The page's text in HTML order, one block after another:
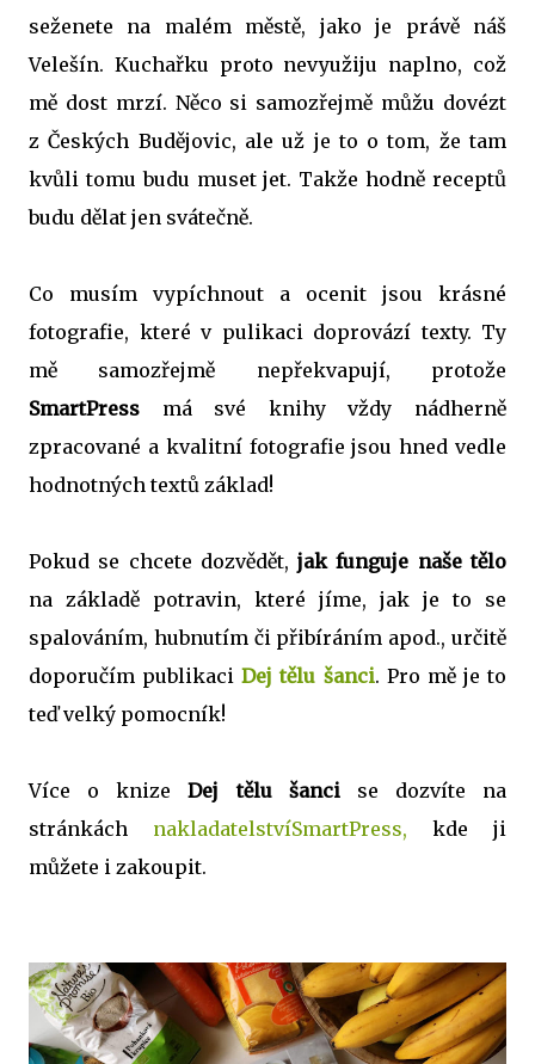
seženete na malém městě, jako je právě náš
Velešín. Kuchařku proto nevyužiju naplno, což
mě dost mrzí. Něco si samozřejmě můžu dovézt
z Českých Budějovic, ale už je to o tom, že tam
kvůli tomu budu muset jet. Takže hodně receptů
budu dělat jen svátečně.
Co musím vypíchnout a ocenit jsou krásné
fotografie, které v pulikaci doprovází texty. Ty
mě samozřejmě nepřekvapují, protože
SmartPress má své knihy vždy nádherně
zpracované a kvalitní fotografie jsou hned vedle
hodnotných textů základ!
Pokud se chcete dozvědět,jak funguje naše tělo
na základě potravin, které jíme, jak je to se
spalováním, hubnutím či přibíráním apod., určitě
doporučím publikaciDej tělu šanci. Pro mě je to
teď velký pomocník!
Více o knizeDej tělu šancise dozvíte na
stránkách nakladatelstvíSmartPress, kde ji
můžete i zakoupit.